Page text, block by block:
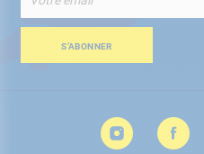
alla
nostra
Newsletter:S’ABONNER